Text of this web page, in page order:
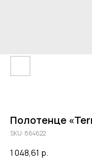
Полотенце
SKU: 864622
1 048,61 р.